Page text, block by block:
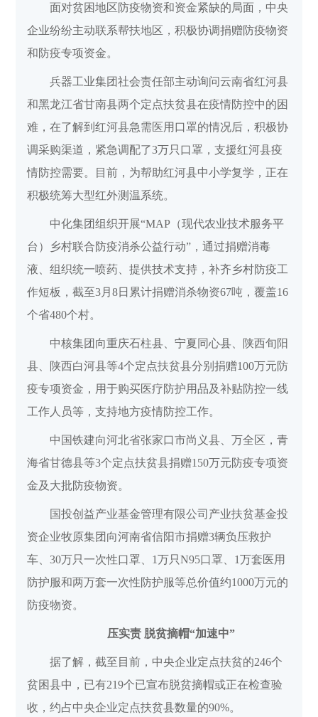
面对贫困地区防疫物资和资金紧缺的局面，中央
企业纷纷主动联系帮扶地区，积极协调捐赠防疫物资
和防疫专项资金。
兵器工业集团社会责任部主动询问云南省红河县
和黑龙江省甘南县两个定点扶贫县在疫情防控中的困
难，在了解到红河县急需医用口罩的情况后，积极协
调采购渠道，紧急调配了3万只口罩，支援红河县疫
情防控需要。目前，为帮助红河县中小学复学，正在
积极统筹大型红外测温系统。
中化集团组织开展“MAP（现代农业技术服务平
台）乡村联合防疫消杀公益行动”，通过捐赠消毒
液、组织统一喷药、提供技术支持，补齐乡村防疫工
作短板，截至3月8日累计捐赠消杀物资67吨，覆盖16
个省480个村。
中核集团向重庆石柱县、宁夏同心县、陕西旬阳
县、陕西白河县等4个定点扶贫县分别捐赠100万元防
疫专项资金，用于购买医疗防护用品及补贴防控一线
工作人员等，支持地方疫情防控工作。
中国铁建向河北省张家口市尚义县、万全区，青
海省甘德县等3个定点扶贫县捐赠150万元防疫专项资
金及大批防疫物资。
国投创益产业基金管理有限公司产业扶贫基金投
资企业牧原集团向河南省信阳市捐赠3辆负压救护
车、30万只一次性口罩、1万只N95口罩、1万套医用
防护服和两万套一次性防护服等总价值约1000万元的
防疫物资。
压实责 脱贫摘帽“加速中”
据了解，截至目前，中央企业定点扶贫的246个
贫困县中，已有219个已宣布脱贫摘帽或正在检查验
收，约占中央企业定点扶贫县数量的90%。